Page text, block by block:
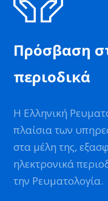
Πρόσβαση
περιοδικά
Η Ελληνική
πλαίσια των
στα μέλη της,
ηλεκτρονικά
την Ρευματολογία.